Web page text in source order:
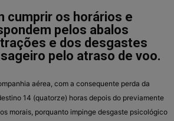
cumprir os horários e
pelos abalos
e dos desgastes
pelo atraso de voo.
aérea, com a consequente perda da
14 (quatorze) horas depois do previamente
morais, porquanto impinge desgaste psicológico